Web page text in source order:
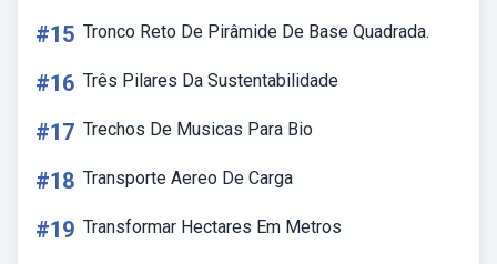
#15 Tronco Reto De Pirâmide De Base Quadrada.
#16 Três Pilares Da Sustentabilidade
#17 Trechos De Musicas Para Bio
#18 Transporte Aereo De Carga
#19 Transformar Hectares Em Metros